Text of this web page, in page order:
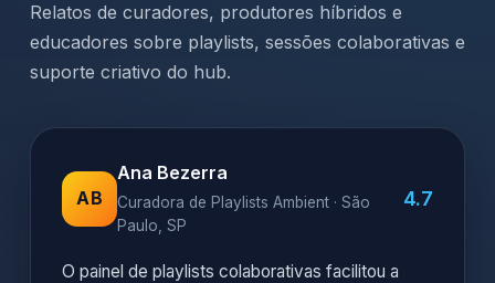
Relatos de curadores, produtores híbridos e
educadores sobre playlists, sessões colaborativas e
suporte criativo do hub.
AB
Ana Bezerra
Curadora de Playlists Ambient · São
Paulo, SP
4.7
O painel de playlists colaborativas facilitou a